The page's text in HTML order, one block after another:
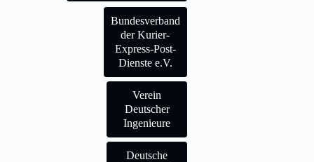
Bundesverband
der Kurier-
Express-Post-
Dienste e.V.
Verein
Deutscher
Ingenieure
Deutsche